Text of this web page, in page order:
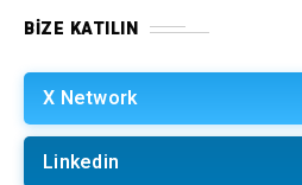
BIZE KATILIN
X Network
Linkedin